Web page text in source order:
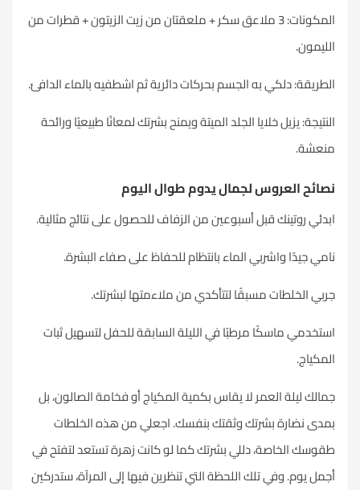
المكونات: 3 ملاعق سكر + ملعقتان من زيت الزيتون + قطرات من
الليمون.
الطريقة: دلكي به الجسم بحركات دائرية ثم اشطفيه بالماء الدافئ.
النتيجة: يزيل خلايا الجلد الميتة ويمنح بشرتك لمعانًا طبيعيًا ورائحة
منعشة.
نصائح العروس لجمال يدوم طوال اليوم
ابدئي روتينك قبل أسبوعين من الزفاف للحصول على نتائج مثالية.
نامي جيدًا واشربي الماء بانتظام للحفاظ على صفاء البشرة.
جربي الخلطات مسبقًا لتتأكدي من ملاءمتها لبشرتك.
استخدمي ماسكًا مرطبًا في الليلة السابقة للحفل لتسهيل ثبات
المكياج.
جمالك ليلة العمر لا يقاس بكمية المكياج أو فخامة الصالون، بل
بمدى نضارة بشرتك وثقتك بنفسك. اجعلي من هذه الخلطات
طقوسك الخاصة، دللي بشرتك كما لو كانت زهرة تستعد لتفتح في
أجمل يوم. وفي تلك اللحظة التي تنظرين فيها إلى المرآة، ستدركين